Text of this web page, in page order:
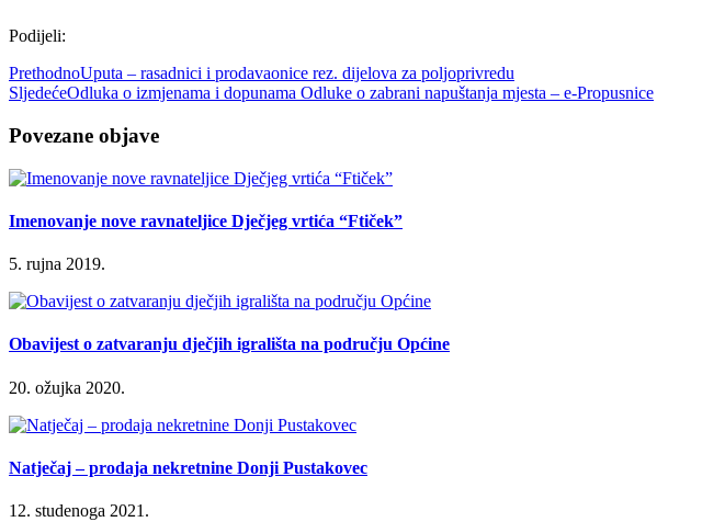
Podijeli:
PrethodnoUputa – rasadnici i prodavaonice rez. dijelova za poljoprivredu
SljedećeOdluka o izmjenama i dopunama Odluke o zabrani napuštanja mjesta – e-Propusnice
Povezane objave
Imenovanje nove ravnateljice Dječjeg vrtića “Ftiček”
5. rujna 2019.
Obavijest o zatvaranju dječjih igrališta na području Općine
20. ožujka 2020.
Natječaj – prodaja nekretnine Donji Pustakovec
12. studenoga 2021.